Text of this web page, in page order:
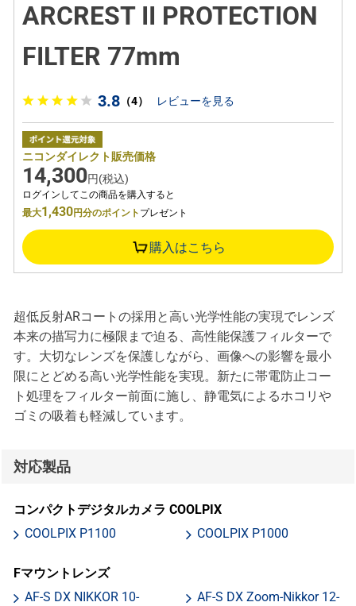
ARCREST II PROTECTION
FILTER 77mm
3.8（4） レビューを見る
ニコンダイレクト販売価格
14,300円(税込)
ログインしてこの商品を購入すると
最大1,430円分のポイント プレゼント
購入はこちら
超低反射ARコートの採用と高い光学性能の実現でレンズ
本来の描写力に極限まで迫る、高性能保護フィルターで
す。大切なレンズを保護しながら、画像への影響を最小
限にとどめる高い光学性能を実現。新たに帯電防止コー
ト処理をフィルター前面に施し、静電気によるホコリや
ゴミの吸着も軽減しています。
対応製品
コンパクトデジタルカメラ COOLPIX
COOLPIX P1100
COOLPIX P1000
Fマウントレンズ
AF-S DX NIKKOR 10-
AF-S DX Zoom-Nikkor 12-